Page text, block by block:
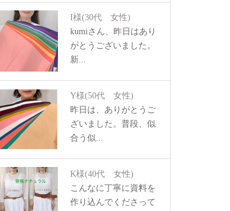
I様(30代 女性)
kumiさん、昨日はあり
がとうございました。
新...
Y様(50代 女性)
昨日は、ありがとうご
ざいました。普段、似
合う似...
K様(40代 女性)
こんなに丁寧に資料を
作り込んでくださって